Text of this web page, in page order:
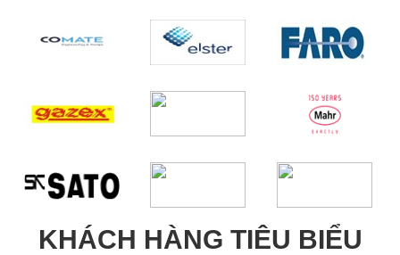
KHÁCH HÀNG TIÊU BIỂU